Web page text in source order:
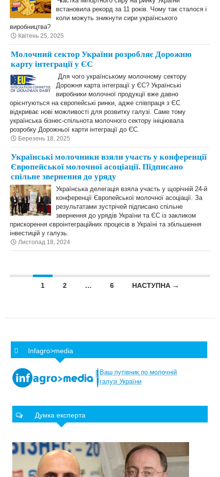
встановила рекорд за 11 років. Чому так сталося і
коли можуть зникнути сири українського
виробництва?
Квітень 25, 2025
Молочний сектор України розробляє Дорожню
карту інтеграції у ЄС
Для чого українському молочному сектору
Дорожня карта інтеграції у ЄС? Українські
виробники молочної продукції вже давно
орієнтуються на європейські ринки, адже співпраця з ЄС
відкриває нові можливості для розвитку галузі. Саме тому
українська бізнес-спільнота молочного сектору ініціювала
розробку Дорожньої карти інтеграції до ЄС.
Березень 18, 2025
Українські молочники взяли участь у конференції
Європейської молочної асоціації. Підписано
спільне звернення до уряду
Українська делегація взяла участь у щорічній 24-й
конференції Європейської молочної асоціації. За
результатами зустрічей підписано спільне
звернення до урядів України та ЄС із закликом
прискорення євроінтеграційних процесів в Україні та збільшення
інвестицій у галузь.
Листопад 18, 2024
Posts navigation
1 2 … 6 НАСТУПНА →
Infagro>media
Ваш путівник по молочній
галузі України
Думка експерта